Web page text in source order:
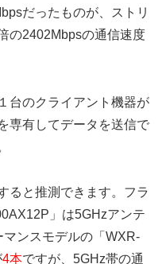
だったものが、ストリ
の2402Mbpsの通信速度
台のクライアント機器が
専有してデータを送信で
ると推測できます。フラ
」は5GHzアンテ
ンスモデルの「WXR-
4本ですが、5GHz帯の通